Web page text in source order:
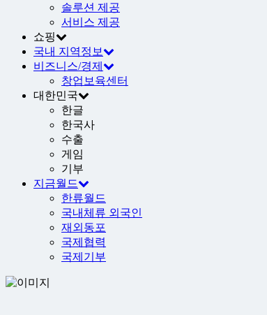
솔루션 제공
서비스 제공
쇼핑
국내 지역정보
비즈니스/경제
창업보육센터
대한민국
한글
한국사
수출
게임
기부
지금월드
한류월드
국내체류 외국인
재외동포
국제협력
국제기부